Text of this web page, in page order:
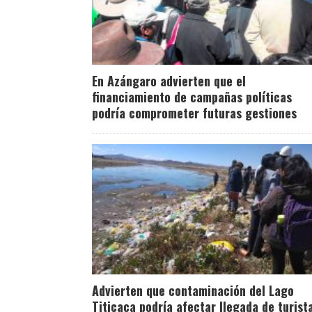
En Azángaro advierten que el
financiamiento de campañas políticas
podría comprometer futuras gestiones
Advierten que contaminación del Lago
Titicaca podría afectar llegada de